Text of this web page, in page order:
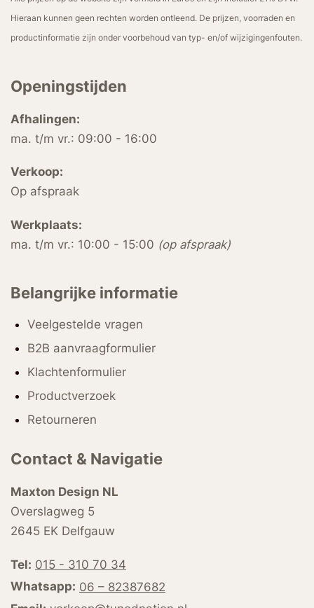
Hieraan kunnen geen rechten worden ontleend. De prijzen, voorraden en
productinformatie zijn onder voorbehoud van typ- en/of wijzigingenfouten.
Openingstijden
Afhalingen:
ma. t/m vr.: 09:00 - 16:00
Verkoop:
Op afspraak
Werkplaats:
ma. t/m vr.: 10:00 - 15:00 (op afspraak)
Belangrijke informatie
Veelgestelde vragen
B2B aanvraagformulier
Klachtenformulier
Productverzoek
Retourneren
Contact & Navigatie
Maxton Design NL
Overslagweg 5
2645 EK Delfgauw
Tel: 015 - 310 70 34
Whatsapp: 06 – 82387682